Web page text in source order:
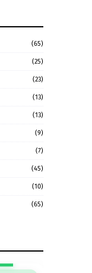
(65)
(25)
(23)
(13)
(13)
(9)
(7)
(45)
(10)
(65)